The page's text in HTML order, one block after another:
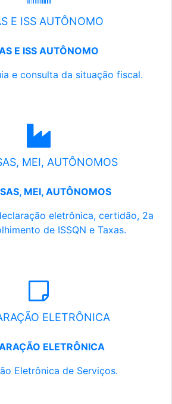
E ISS AUTÔNOMO
E ISS AUTÔNOMO
e consulta da situação fiscal.
MEI, AUTÔNOMOS
MEI, AUTÔNOMOS
eletrônica, certidão, 2a
de ISSQN e Taxas.
ELETRÔNICA
ELETRÔNICA
Eletrônica de Serviços.